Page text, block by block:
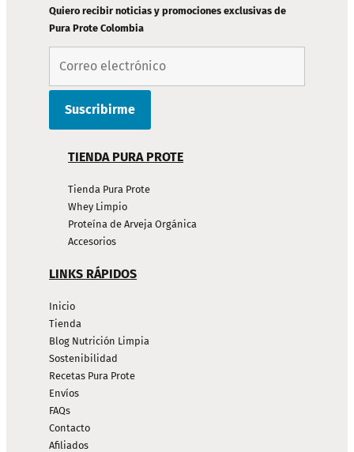
PÁGINA
Quiero recibir noticias y promociones exclusivas de
Pura Prote Colombia
TIENDA PURA PROTE
Tienda Pura Prote
Whey Limpio
Proteína de Arveja Orgánica
Accesorios
LINKS RÁPIDOS
Inicio
Tienda
Blog Nutrición Limpia
Sostenibilidad
Recetas Pura Prote
Envíos
FAQs
Contacto
Afiliados